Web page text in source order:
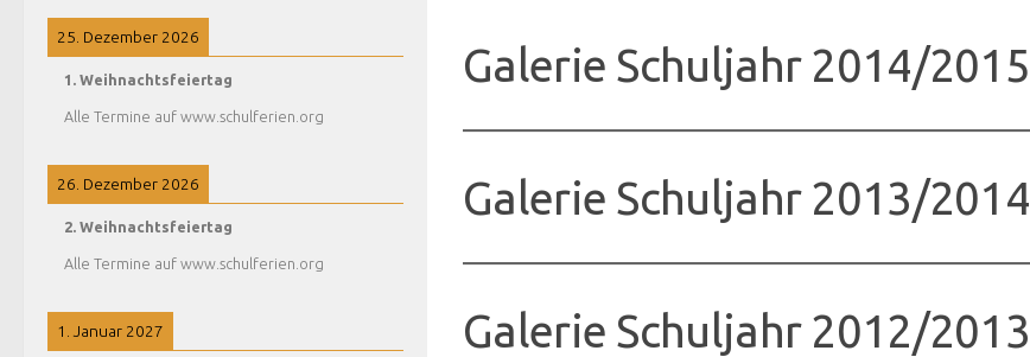
Galerie Schuljahr 2014/2015
Galerie Schuljahr 2013/2014
Galerie Schuljahr 2012/2013
25. Dezember 2026
1. Weihnachtsfeiertag
Alle Termine auf www.schulferien.org
26. Dezember 2026
2. Weihnachtsfeiertag
Alle Termine auf www.schulferien.org
1. Januar 2027